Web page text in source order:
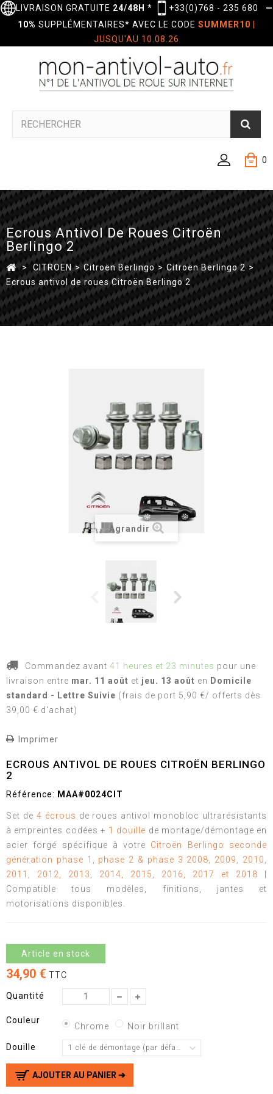
LIVRAISON GRATUITE 24/48H * +33(0)768 - 235 680
—
10% SUPPLÉMENTAIRES* AVEC LE CODE SUMMER10
JUSQU'AU 10.08.26
0
Ecrous Antivol De Roues Citroën
Berlingo 2
> CITROEN > Citroën Berlingo > Citroën Berlingo 2 >
Ecrous antivol de roues Citroën Berlingo 2
Agrandir
Commandez avant 41 heures et 23 minutes pour une
livraison entre mar. 11 août et jeu. 13 août en Domicile
standard - Lettre Suivie (frais de port 5,90 €/ offerts dès
39,00 € d'achat)
Imprimer
ECROUS ANTIVOL DE ROUES CITROËN BERLINGO
2
Référence: MAA#0024CIT
Set de 4 écrous de roues antivol monobloc ultrarésistants
à empreintes codées + 1 douille de montage/démontage en
acier forgé spécifique à votre Citroën Berlingo seconde
génération phase 1, phase 2 & phase 3 2008, 2009, 2010,
2011, 2012, 2013, 2014, 2015, 2016, 2017 et 2018
Compatible tous modèles, finitions, jantes et
motorisations disponibles.
Article en stock
34,90 € TTC
Quantité
Couleur
Chrome Noir brillant
Douille 1 clé de démontage (par défaut)
AJOUTER AU PANIER ➔